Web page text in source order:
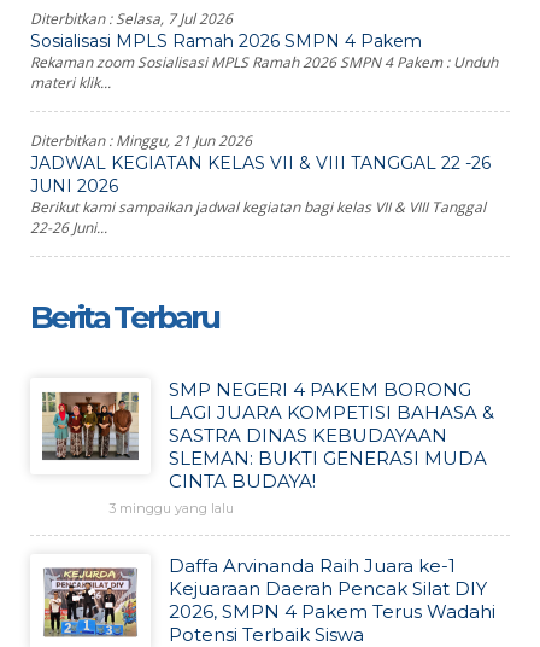
Diterbitkan :Selasa, 7 Jul 2026
Sosialisasi MPLS Ramah 2026 SMPN 4 Pakem
Rekaman zoom Sosialisasi MPLS Ramah 2026 SMPN 4 Pakem : Unduh
materi klik...
Diterbitkan :Minggu, 21 Jun 2026
JADWAL KEGIATAN KELAS VII & VIII TANGGAL 22 -26
JUNI 2026
Berikut kami sampaikan jadwal kegiatan bagi kelas VII & VIII Tanggal
22-26 Juni...
Berita Terbaru
SMP NEGERI 4 PAKEM BORONG
LAGI JUARA KOMPETISI BAHASA &
SASTRA DINAS KEBUDAYAAN
SLEMAN: BUKTI GENERASI MUDA
CINTA BUDAYA!
3 minggu yang lalu
Daffa Arvinanda Raih Juara ke-1
Kejuaraan Daerah Pencak Silat DIY
2026, SMPN 4 Pakem Terus Wadahi
Potensi Terbaik Siswa